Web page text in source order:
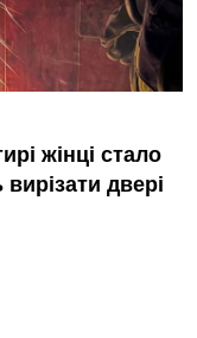
жінці стало
двері